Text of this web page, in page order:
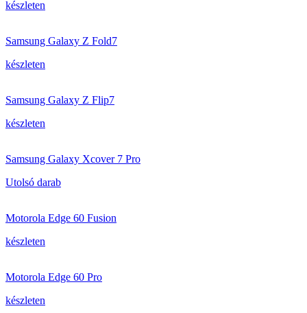
készleten
Samsung Galaxy Z Fold7
készleten
Samsung Galaxy Z Flip7
készleten
Samsung Galaxy Xcover 7 Pro
Utolsó darab
Motorola Edge 60 Fusion
készleten
Motorola Edge 60 Pro
készleten